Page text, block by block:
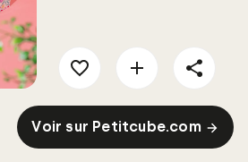
Voir sur Petitcube.com